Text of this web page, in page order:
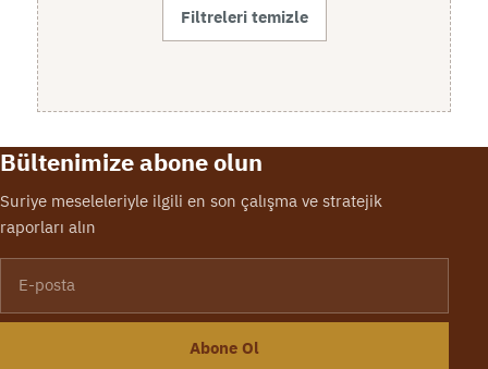
Filtreleri temizle
Bültenimize abone olun
Suriye meseleleriyle ilgili en son çalışma ve stratejik
raporları alın
Abone Ol